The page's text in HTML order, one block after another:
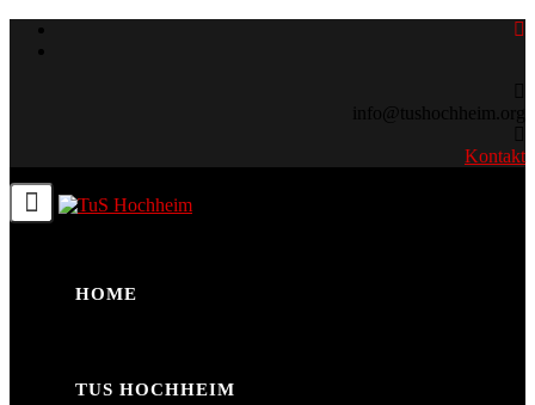
Skip
info@tushochheim.org
Kontakt
HOME
TUS HOCHHEIM